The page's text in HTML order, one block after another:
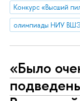
Конкурс «Высший
олимпиады НИУ
«Было